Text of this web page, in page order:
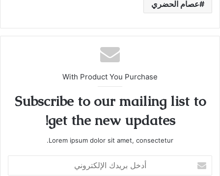
عصام الحضري
With Product You Purchase
Subscribe to our mailing list to
get the new updates!
Lorem ipsum dolor sit amet, consectetur.
بريدك